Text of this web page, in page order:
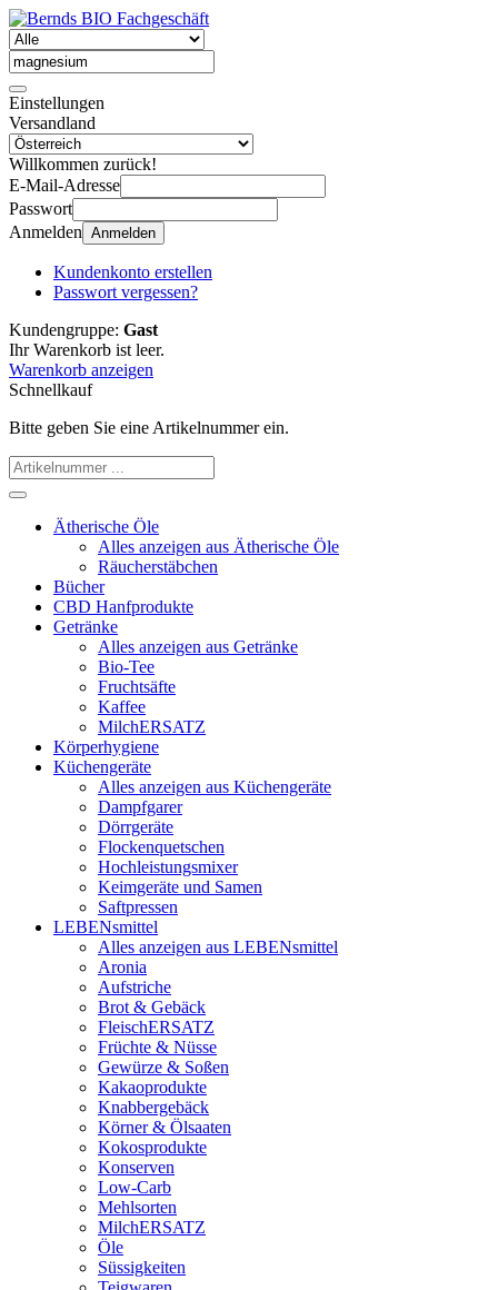
Einstellungen
Versandland
Willkommen zurück!
E-Mail-Adresse
Passwort
Anmelden Anmelden
Kundenkonto erstellen
Passwort vergessen?
Kundengruppe: Gast
Ihr Warenkorb ist leer.
Warenkorb anzeigen
Schnellkauf
Bitte geben Sie eine Artikelnummer ein.
Ätherische Öle
Alles anzeigen aus Ätherische Öle
Räucherstäbchen
Bücher
CBD Hanfprodukte
Getränke
Alles anzeigen aus Getränke
Bio-Tee
Fruchtsäfte
Kaffee
MilchERSATZ
Körperhygiene
Küchengeräte
Alles anzeigen aus Küchengeräte
Dampfgarer
Dörrgeräte
Flockenquetschen
Hochleistungsmixer
Keimgeräte und Samen
Saftpressen
LEBENsmittel
Alles anzeigen aus LEBENsmittel
Aronia
Aufstriche
Brot & Gebäck
FleischERSATZ
Früchte & Nüsse
Gewürze & Soßen
Kakaoprodukte
Knabbergebäck
Körner & Ölsaaten
Kokosprodukte
Konserven
Low-Carb
Mehlsorten
MilchERSATZ
Öle
Süssigkeiten